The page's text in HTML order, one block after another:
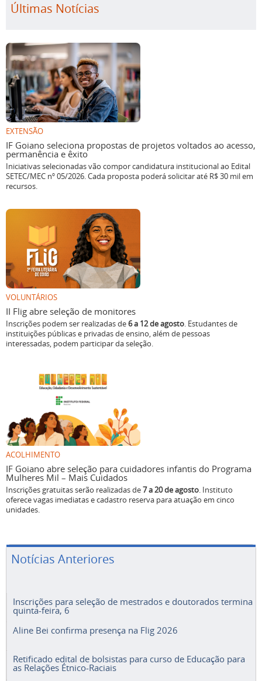
Últimas Notícias
EXTENSÃO
IF Goiano seleciona propostas de projetos voltados ao acesso,
permanência e êxito
Iniciativas selecionadas vão compor candidatura institucional ao Edital
SETEC/MEC nº 05/2026. Cada proposta poderá solicitar até R$ 30 mil em
recursos.
VOLUNTÁRIOS
II Flig abre seleção de monitores
Inscrições podem ser realizadas de6 a 12 de agosto. Estudantes de
instituições públicas e privadas de ensino, além de pessoas
interessadas, podem participar da seleção.
ACOLHIMENTO
IF Goiano abre seleção para cuidadores infantis do Programa
Mulheres Mil – Mais Cuidados
Inscrições gratuitas serão realizadas de7 a 20 de agosto. Instituto
oferece vagas imediatas e cadastro reserva para atuação em cinco
unidades.
Notícias Anteriores
Inscrições para seleção de mestrados e doutorados termina
quinta-feira, 6
Aline Bei confirma presença na Flig 2026
Retificado edital de bolsistas para curso de Educação para
as Relações Étnico-Raciais